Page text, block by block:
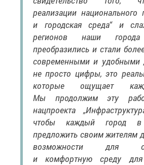
реализации национального
и городская среда“ и
регионов наши города
преобразились и стали
современными и удобными
не просто цифры, это
которые ощущает
Мы продолжим эту
нацпроекта
чтобы каждый город
предложить своим жителям
возможности для
и комфортную среду